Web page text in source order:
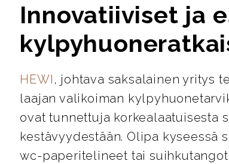
Innovatiiviset ja
HEWI , johtava saksalainen yritys
laajan valikoiman
ovat tunnettuja korkealaatuisesta
kestävyydestään. Olipa kyseessä
wc-paperitelineet tai